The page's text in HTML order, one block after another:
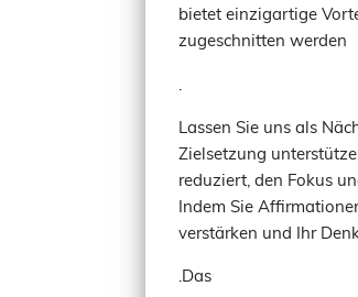
bietet einzigartige
zugeschnitten werden
Lassen Sie uns als
Zielsetzung
reduziert, den Fokus
Indem Sie
verstärken und Ihr
.Das